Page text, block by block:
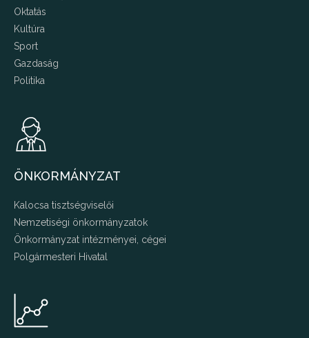
Oktatás
Kultúra
Sport
Gazdaság
Politika
ÖNKORMÁNYZAT
Kalocsa tisztségviselői
Nemzetiségi önkormányzatok
Önkormányzat intézményei, cégei
Polgármesteri Hivatal